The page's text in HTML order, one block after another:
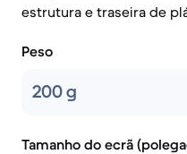
estrutura e traseira de
Peso
200 g
Tamanho do ecrã